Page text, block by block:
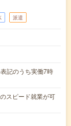
派遣
記のうち実働7時
スピード就業が可